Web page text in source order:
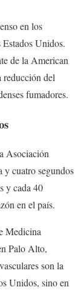
en los
Unidos.
de la American
reducción del
fumadores.
Asociación
y cuatro segundos
y cada 40
en el país.
Medicina
Palo Alto,
son la
Unidos, sino en